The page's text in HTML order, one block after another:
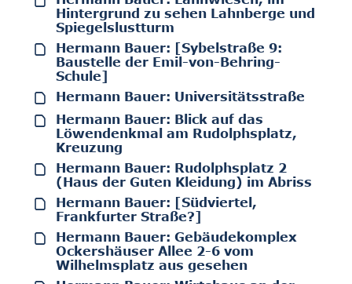
Hintergrund zu sehen Lahnberge und
Spiegelslustturm
Hermann Bauer: [Sybelstraße 9:
Baustelle der Emil-von-Behring-
Schule]
Hermann Bauer: Universitätsstraße
Hermann Bauer: Blick auf das
Löwendenkmal am Rudolphsplatz,
Kreuzung
Hermann Bauer: Rudolphsplatz 2
(Haus der Guten Kleidung) im Abriss
Hermann Bauer: [Südviertel,
Frankfurter Straße?]
Hermann Bauer: Gebäudekomplex
Ockershäuser Allee 2-6 vom
Wilhelmsplatz aus gesehen